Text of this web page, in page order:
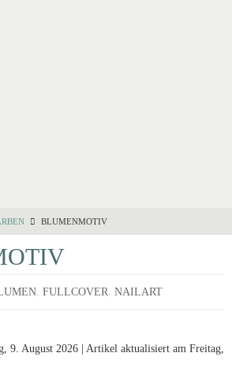
BLUMENMOTIV
,FULLCOVER,NAILART
9. August 2026 | Artikel aktualisiert am Freitag,